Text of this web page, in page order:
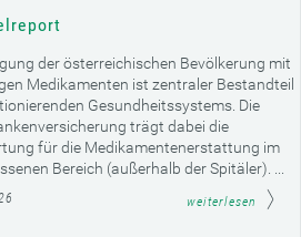
der österreichischen Bevölkerung mit
Medikamenten ist zentraler Bestandteil
Gesundheitssystems. Die
trägt dabei die
für die Medikamentenerstattung im
Bereich (außerhalb der Spitäler). ...
weiterlesen